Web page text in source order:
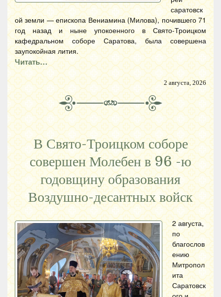
саратовск
ой земли — епископа Вениамина (Милова), почившего 71
год назад и ныне упокоенного в Свято-Троицком
кафедральном соборе Саратова, была совершена
заупокойная лития.
Читать…
2 августа, 2026
В Свято-Троицком соборе
совершен Молебен в 96 -ю
годовщину образования
Воздушно-десантных войск
2 августа,
по
благослов
ению
Митропол
ита
Саратовск